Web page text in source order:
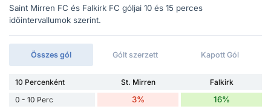
Saint Mirren FC és Falkirk FC góljai 10 és 15 perces
időintervallumok szerint.
Összes gól Gólt szerzett Kapott Gól
10 Percenként St. Mirren
Falkirk
0 - 10 Perc
3% 16%